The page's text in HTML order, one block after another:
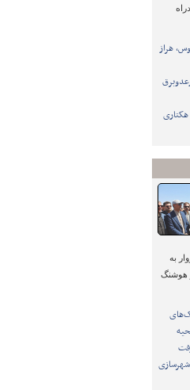
هراز
اتمام عملیات آماده‌سازی سایت ۴.۵ هکتاری
به
هوشنگ
شهرسازی